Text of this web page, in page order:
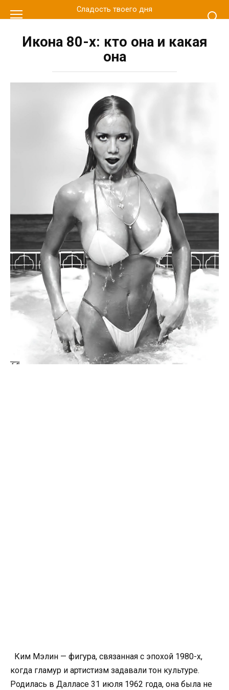
к
Сладость твоего дня
Икона 80-х: кто она и какая
она
Ким Мэлин — фигура, связанная с эпохой 1980-х,
когда гламур и артистизм задавали тон культуре.
Родилась в Далласе 31 июля 1962 года, она была не